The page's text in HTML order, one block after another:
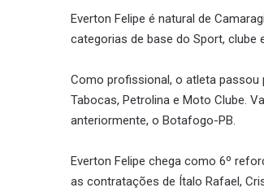
Everton Felipe é natural de
categorias de base do Sport, clube
Como profissional, o atleta passou
Tabocas, Petrolina e Moto Clube.
anteriormente, o Botafogo-PB.
Everton Felipe chega como 6º
as contratações de Ítalo Rafael,